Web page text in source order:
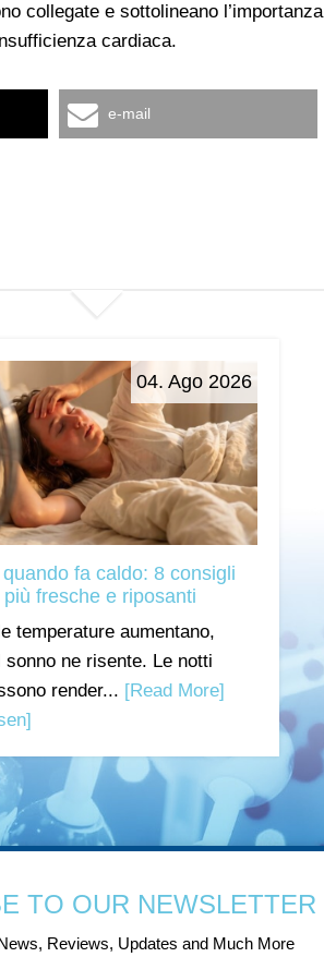
collegate e sottolineano l’importanza
cardiaca.
e-mail
04. Ago 2026
fa caldo: 8 consigli
fresche e riposanti
temperature aumentano,
ne risente. Le notti
render... [Read More]
TO OUR NEWSLETTER
Reviews, Updates and Much More